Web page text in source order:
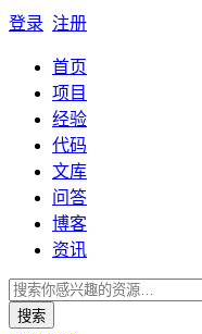
登录 注册
首页
项目
经验
代码
文库
问答
博客
资讯
搜索